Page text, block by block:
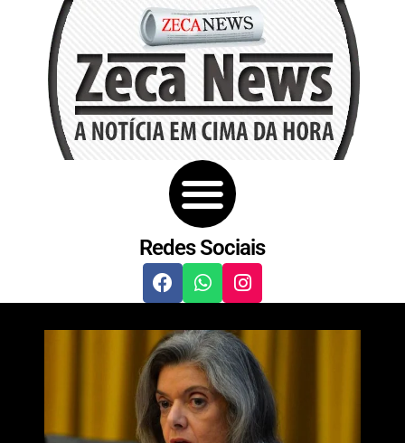
Redes Sociais